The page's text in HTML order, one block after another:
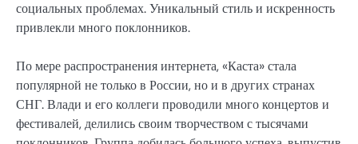
социальных проблемах. Уникальный стиль и искренность
привлекли много поклонников.
По мере распространения интернета, «Каста» стала
популярной не только в России, но и в других странах
СНГ. Влади и его коллеги проводили много концертов и
фестивалей, делились своим творчеством с тысячами